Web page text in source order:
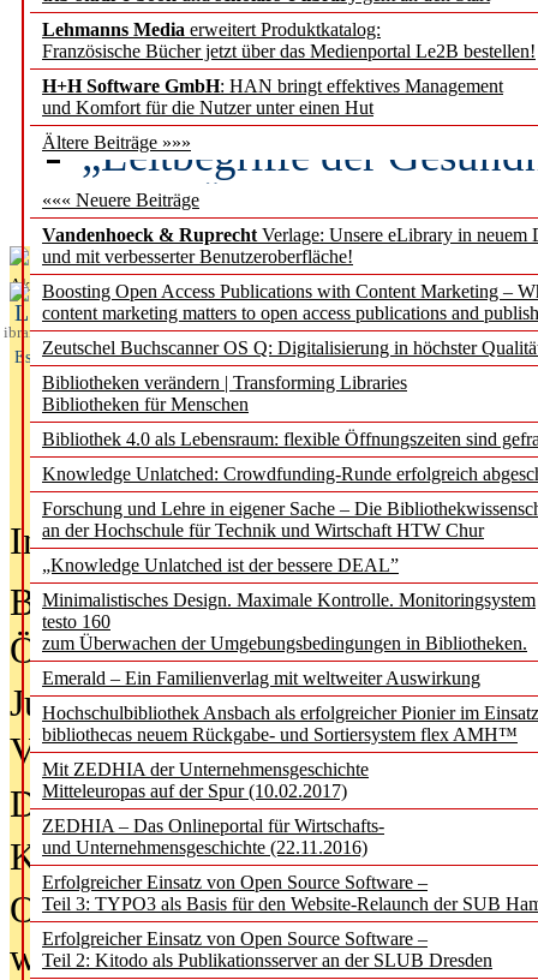
Lehmanns Media erweitert Produktkatalog:
Französische Bücher jetzt über das Medienportal Le2B bestellen!
H+H Software GmbH: HAN bringt effektives Management
und Komfort für die Nutzer unter einen Hut
Ältere Beiträge »»»
««« Neuere Beiträge
Vandenhoeck & Ruprecht Verlage: Unsere eLibrary in neuem
und mit verbesserter Benutzeroberfläche!
Boosting Open Access Publications with Content Marketing –
content marketing matters to open access publications and
Zeutschel Buchscanner OS Q: Digitalisierung in höchster
Bibliotheken verändern | Transforming Libraries
Bibliotheken für Menschen
Bibliothek 4.0 als Lebensraum: flexible Öffnungszeiten sind
Knowledge Unlatched: Crowdfunding-Runde erfolgreich
Forschung und Lehre in eigener Sache – Die
an der Hochschule für Technik und Wirtschaft HTW Chur
„Knowledge Unlatched ist der bessere DEAL”
Minimalistisches Design. Maximale Kontrolle. Monitoringsystem
testo 160
zum Überwachen der Umgebungsbedingungen in Bibliotheken.
Emerald – Ein Familienverlag mit weltweiter Auswirkung
Hochschulbibliothek Ansbach als erfolgreicher Pionier im
bibliothecas neuem Rückgabe- und Sortiersystem flex AMH™
Mit ZEDHIA der Unternehmensgeschichte
Mitteleuropas auf der Spur (10.02.2017)
ZEDHIA – Das Onlineportal für Wirtschafts-
und Unternehmensgeschichte (22.11.2016)
Erfolgreicher Einsatz von Open Source Software –
Teil 3: TYPO3 als Basis für den Website-Relaunch der SUB
Erfolgreicher Einsatz von Open Source Software –
Teil 2: Kitodo als Publikationsserver an der SLUB Dresden
Künstliche Intelligenz
besser zu verstehen
„Leitbegriffe der
des BIÖG erscheinen
Aktuelles aus
L
ibrary
Essentials
In der Ausgabe05/2026(Juni/Juli
Bürgerforum fordert mehr
Öffentlichkeit
Jugendliche wollen besseren
Verbote
Digitale Langzeit­archi­vierung
KI-Chatbots werden Teil der
Offene Infrastrukturen für
wissenschaftliche